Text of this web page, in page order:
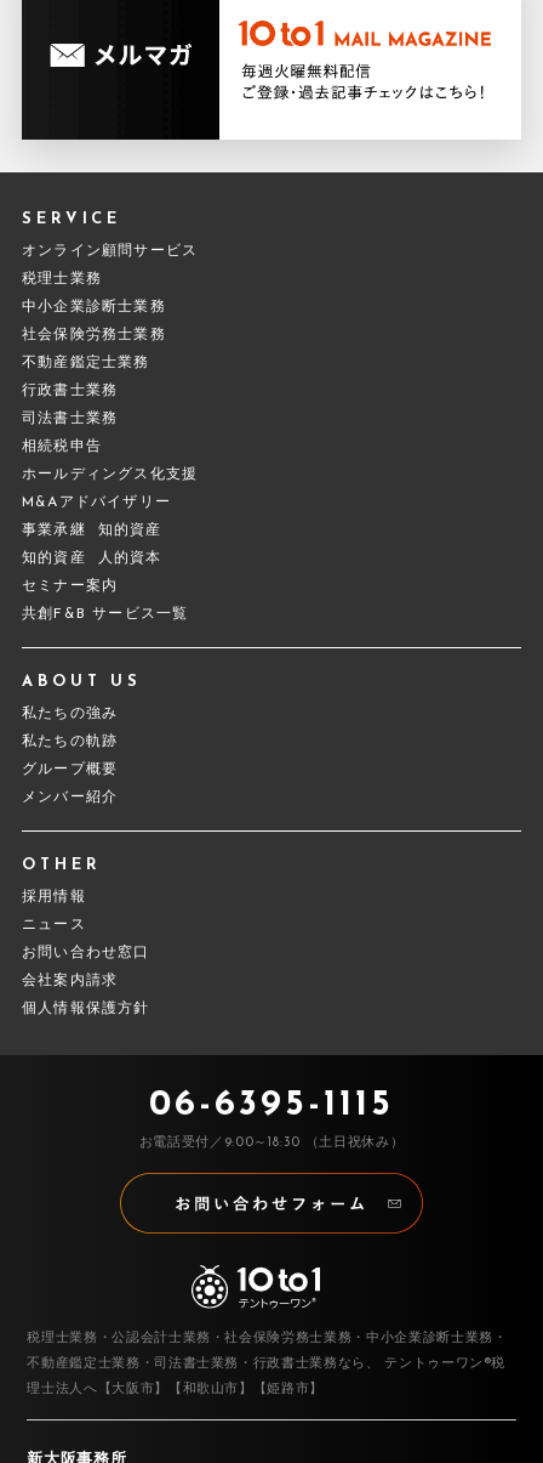
SERVICE
オンライン顧問サービス
税理士業務
中小企業診断士業務
社会保険労務士業務
不動産鑑定士業務
行政書士業務
司法書士業務
相続税申告
ホールディングス化支援
M&Aアドバイザリー
事業承継
知的資産
知的資産
人的資本
セミナー案内
共創F&B サービス一覧
ABOUT US
私たちの強み
私たちの軌跡
グループ概要
メンバー紹介
OTHER
採用情報
ニュース
お問い合わせ窓口
会社案内請求
個人情報保護方針
06-6395-1115
お電話受付／9:00～18:30 （土日祝休み）
税理士業務・公認会計士業務・社会保険労務士業務・中小企業診断士業務・
不動産鑑定士業務・司法書士業務・行政書士業務なら、
テントゥーワン®税
理士法人へ【大阪市】【和歌山市】【姫路市】